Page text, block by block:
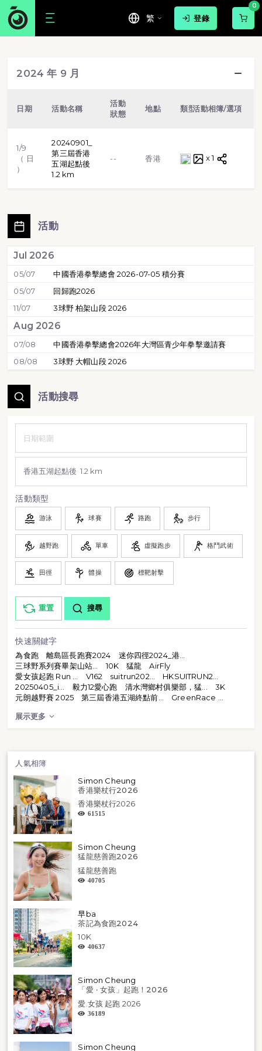
繁 登錄
0
2024 年 9 月
日期 活動名稱
活動
狀態
地點 類型活動相簿/選項
1/9
（ 日
）
20240901_
第三屆香港
五湖起點後
1.2 km
-- 香港 x 1
活動
Jul 2026
05/07
中國香港拳擊總會 2026-07-05 積分賽
05/07
回歸跑2026
11/07
3球野 柏架山段 2026
Aug 2026
07/08
中國香港拳擊總會2026年大灣區青少年拳擊邀請賽
08/08
3球野 大帽山段 2026
活動搜尋
活動類型
游泳 球賽 路跑 步行
越野跑 單車 虛擬跑步 格鬥武術
田徑 體操 標靶射擊
重置 搜尋
快速關鍵字
為食跑
離島區長跑賽2024
迷你四徑2024_港...
三球野系列賽畢架山站...
10K 猛龍
AirFly
愛女孩起跑 Run ...
V162 suitrun202...
HKSUITRUN2...
20250405_i...
毅力12愛心跑 清水灣鄉村俱樂部，猛...
3K
元朗越野賽 2025
第三屆香港五湖終點前... GreenRace ...
展示更多
人氣相簿
Simon Cheung
香港樂杖行2026
香港樂杖行2026
61515
Simon Cheung
猛龍慈善跑2026
猛龍慈善跑
40705
早ba
茶記為食跑2024
10K
40637
Simon Cheung
「愛 ‧ 女孩」起跑！2026
愛.女孩 起跑 2026
36189
Simon Cheung